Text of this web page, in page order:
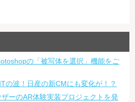
の「被写体を選択」機能をご
の波！日産の新CMにも変化が！？
ーのAR体験実装プロジェクトを発